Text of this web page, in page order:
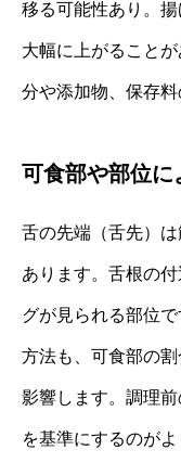
移る可能性あり。
大幅に上がること
分や添加物、保存料
可食部や部位に
舌の先端（舌先）
あります。舌根の
グが見られる部位
方法も、可食部の
影響します。調理
を基準にするのがよ